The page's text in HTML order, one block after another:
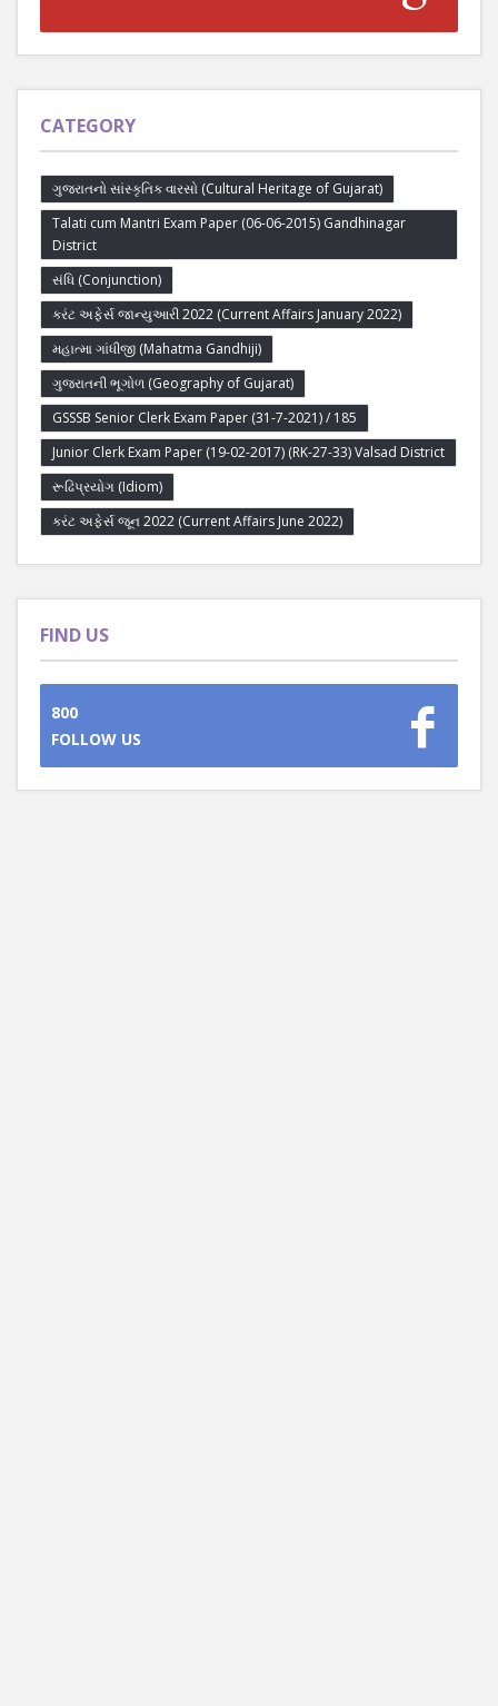
CATEGORY
ગુજરાતનો સાંસ્કૃતિક વારસો (Cultural Heritage of Gujarat)
Talati cum Mantri Exam Paper (06-06-2015) Gandhinagar
District
સંધિ (Conjunction)
કરંટ અફેર્સ જાન્યુઆરી 2022 (Current Affairs January 2022)
મહાત્મા ગાંધીજી (Mahatma Gandhiji)
ગુજરાતની ભૂગોળ (Geography of Gujarat)
GSSSB Senior Clerk Exam Paper (31-7-2021) / 185
Junior Clerk Exam Paper (19-02-2017) (RK-27-33) Valsad District
રૂઢિપ્રયોગ (Idiom)
કરંટ અફેર્સ જૂન 2022 (Current Affairs June 2022)
FIND US
800
FOLLOW US